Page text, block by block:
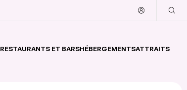
RESTAURANTS ET BARSHÉBERGEMENTSATTRAITS